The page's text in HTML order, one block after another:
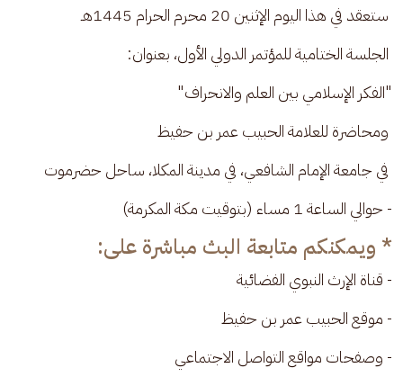
ستعقد في هذا اليوم الإثنين 20 محرم الحرام 1445هـ
الجلسة الختامية للمؤتمر الدولي الأول، بعنوان:
"الفكر الإسلامي بين العلم والانحراف"
ومحاضرة للعلامة الحبيب عمر بن حفيظ
في جامعة الإمام الشافعي، في مدينة المكلا، ساحل حضرموت
- حوالي الساعة 1 مساء (بتوقيت مكة المكرمة)
* ويمكنكم متابعة البث مباشرة على:
- قناة الإرث النبوي الفضائية
- موقع الحبيب عمر بن حفيظ
‌- وصفحات مواقع التواصل الاجتماعي